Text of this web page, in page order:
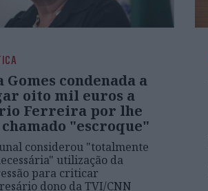
Gomes condenada a
oito mil euros a
Ferreira por lhe
"escroque"
considerou "totalmente
utilização da
para criticar
dono da TVI/CNN